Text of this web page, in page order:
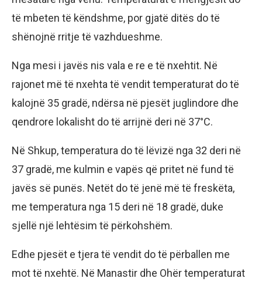
të mbeten të këndshme, por gjatë ditës do të
shënojnë rritje të vazhdueshme.
Nga mesi i javës nis vala e re e të nxehtit. Në
rajonet më të nxehta të vendit temperaturat do të
kalojnë 35 gradë, ndërsa në pjesët juglindore dhe
qendrore lokalisht do të arrijnë deri në 37°C.
Në Shkup, temperatura do të lëvizë nga 32 deri në
37 gradë, me kulmin e vapës që pritet në fund të
javës së punës. Netët do të jenë më të freskëta,
me temperatura nga 15 deri në 18 gradë, duke
sjellë një lehtësim të përkohshëm.
Edhe pjesët e tjera të vendit do të përballen me
mot të nxehtë. Në Manastir dhe Ohër temperaturat